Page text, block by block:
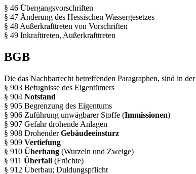
§ 46 Übergangsvorschriften
§ 47 Änderung des Hessischen Wassergesetzes
§ 48 Außerkrafttreten von Vorschriften
§ 49 Inkrafttreten, Außerkrafttreten
BGB
Die das Nachbarrecht betreffenden Paragraphen, sind in der
§ 903 Befugnisse des Eigentümers
§ 904 Notstand
§ 905 Begrenzung des Eigentums
§ 906 Zuführung unwägbarer Stoffe (Immissionen)
§ 907 Gefahr drohende Anlagen
§ 908 DrohenderGebäudeeinsturz
§ 909 Vertiefung
§ 910 Überhang (Wurzeln und Zweige)
§ 911 Überfall (Früchte)
§ 912 Überbau; Duldungspflicht